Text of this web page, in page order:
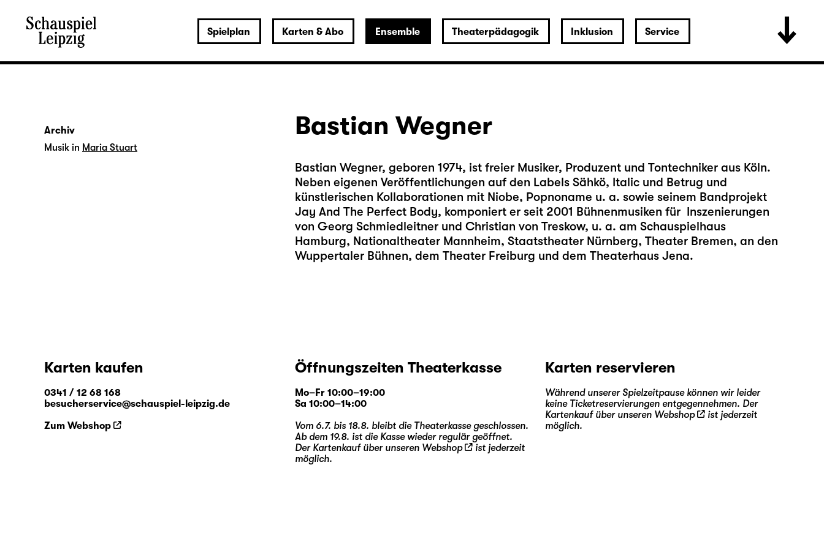
Spielplan Karten & Abo Ensemble Theaterpädagogik Inklusion Service
Bastian Wegner
Bastian Wegner, geboren 1974, ist freier Musiker, Produzent und Tontechniker aus Köln.
Neben eigenen Veröffentlichungen auf den Labels Sähkö, Italic und Betrug und
künstlerischen Kollaborationen mit Niobe, Popnoname u. a. sowie seinem Bandprojekt
Jay And The Perfect Body, komponiert er seit 2001 Bühnenmusiken für Inszenierungen
von Georg Schmiedleitner und Christian von Treskow, u. a. am Schauspielhaus
Hamburg, Nationaltheater Mannheim, Staatstheater Nürnberg, Theater Bremen, an den
Wuppertaler Bühnen, dem Theater Freiburg und dem Theaterhaus Jena.
Archiv
Musik in Maria Stuart
Karten kaufen
0341 / 12 68 168
besucherservice@schauspiel-leipzig.de
Zum Webshop
Öffnungszeiten Theaterkasse
Mo–Fr 10:00–19:00
Sa 10:00–14:00
Vom 6.7. bis 18.8. bleibt die Theaterkasse geschlossen.
Ab dem 19.8. ist die Kasse wieder regulär geöffnet.
Der Kartenkauf über unseren Webshop
ist jederzeit
möglich.
Karten reservieren
Während unserer Spielzeitpause können wir leider
keine Ticketreservierungen entgegennehmen. Der
Kartenkauf über unseren Webshop
ist jederzeit
möglich.